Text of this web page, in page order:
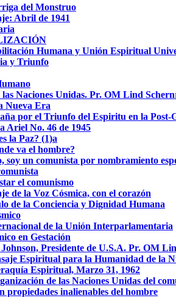
del Monstruo
Abril de 1941
Humana y Unión Espiritual
y Triunfo
Naciones Unidas. Pr. OM Lind
Nueva Era
por el Triunfo del Espiritu en la Post-
Ariel No. 46 de 1945
la Paz? (1)a
va el hombre?
soy un comunista por nombramiento
el comunismo
de la Voz Cósmica, con el corazón
de la Conciencia y Dignidad Humana
de la Unión Interparlamentaria
en Gestación
Presidente de U.S.A. Pr. OM
Espiritual para la Humanidad de la
Espiritual, Marzo 31, 1962
de las Naciones Unidas del
propiedades inalienables del hombre